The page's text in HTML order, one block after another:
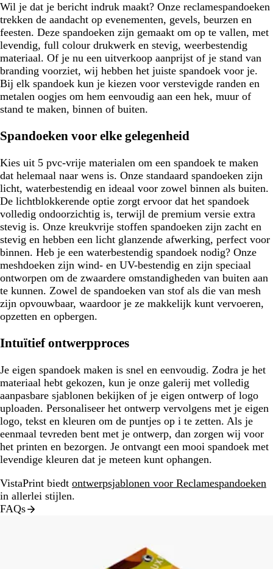
Wil je dat je bericht indruk maakt? Onze reclamespandoeken
trekken de aandacht op evenementen, gevels, beurzen en
feesten. Deze spandoeken zijn gemaakt om op te vallen, met
levendig, full colour drukwerk en stevig, weerbestendig
materiaal. Of je nu een uitverkoop aanprijst of je stand van
branding voorziet, wij hebben het juiste spandoek voor je.
Bij elk spandoek kun je kiezen voor verstevigde randen en
metalen oogjes om hem eenvoudig aan een hek, muur of
stand te maken, binnen of buiten.
Spandoeken voor elke gelegenheid
Kies uit 5 pvc-vrije materialen om een spandoek te maken
dat helemaal naar wens is. Onze standaard spandoeken zijn
licht, waterbestendig en ideaal voor zowel binnen als buiten.
De lichtblokkerende optie zorgt ervoor dat het spandoek
volledig ondoorzichtig is, terwijl de premium versie extra
stevig is. Onze kreukvrije stoffen spandoeken zijn zacht en
stevig en hebben een licht glanzende afwerking, perfect voor
binnen. Heb je een waterbestendig spandoek nodig? Onze
meshdoeken zijn wind- en UV-bestendig en zijn speciaal
ontworpen om de zwaardere omstandigheden van buiten aan
te kunnen. Zowel de spandoeken van stof als die van mesh
zijn opvouwbaar, waardoor je ze makkelijk kunt vervoeren,
opzetten en opbergen.
Intuïtief ontwerpproces
Je eigen spandoek maken is snel en eenvoudig. Zodra je het
materiaal hebt gekozen, kun je onze galerij met volledig
aanpasbare sjablonen bekijken of je eigen ontwerp of logo
uploaden. Personaliseer het ontwerp vervolgens met je eigen
logo, tekst en kleuren om de puntjes op i te zetten. Als je
eenmaal tevreden bent met je ontwerp, dan zorgen wij voor
het printen en bezorgen. Je ontvangt een mooi spandoek met
levendige kleuren dat je meteen kunt ophangen.
VistaPrint biedt ontwerpsjablonen voor Reclamespandoeken
in allerlei stijlen.
FAQs